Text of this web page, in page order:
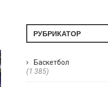
РУБРИКАТОР
Баскетбол
(1 385)